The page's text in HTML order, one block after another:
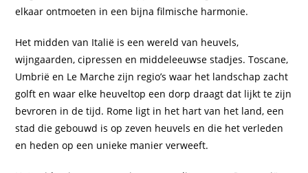
elkaar ontmoeten in een bijna filmische harmonie.
Het midden van Italië is een wereld van heuvels,
wijngaarden, cipressen en middeleeuwse stadjes. Toscane,
Umbrië en Le Marche zijn regio’s waar het landschap zacht
golft en waar elke heuveltop een dorp draagt dat lijkt te zijn
bevroren in de tijd. Rome ligt in het hart van het land, een
stad die gebouwd is op zeven heuvels en die het verleden
en heden op een unieke manier verweeft.